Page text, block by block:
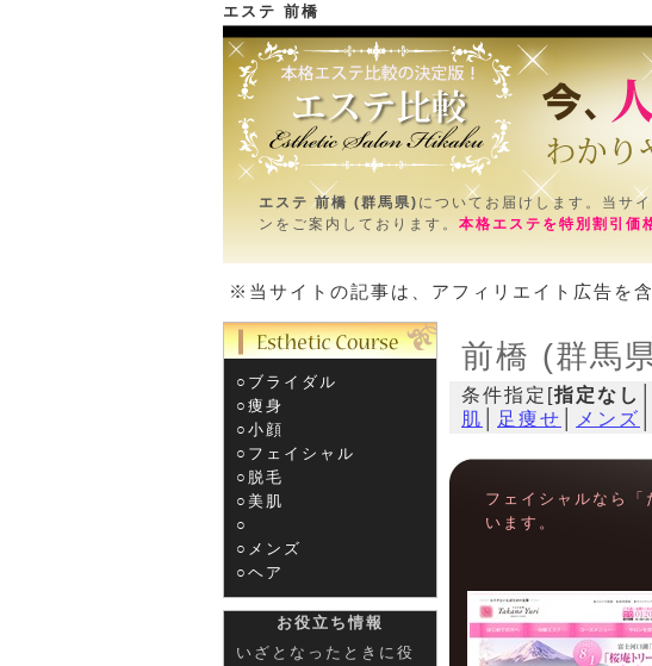
エステ 前橋
エステ 前橋 (群馬県) についてお届けします。当サ
ンをご案内しております。 本格エステを特別割引価
エステ ＴＯＰ＞前橋 (群馬県)
※当サイトの記事は、アフィリエイト広告を含
○ブライダル
○痩身
○小顔
○フェイシャル
○脱毛
○美肌
○­
○メンズ
○ヘア
お役立ち情報
いざとなったときに役
前橋 (群馬
条件指定[指定なし
肌
足痩せ メンズ
フェイシャルなら
います。